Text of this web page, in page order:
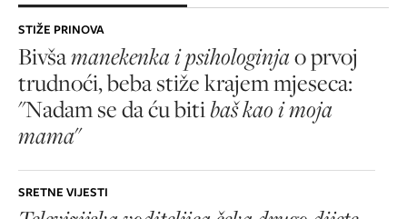
STIŽE PRINOVA
Bivšamanekenka i psihologinjao prvoj
trudnoći, beba stiže krajem mjeseca:
"Nadam se da ću bitibaš kao i moja
mama"
SRETNE VIJESTI